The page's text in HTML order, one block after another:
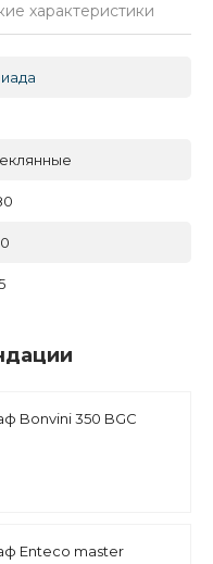
характеристики
Bonvini 350 BGC
Enteco master